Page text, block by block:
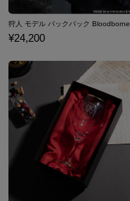
狩人 モデル バックパック Bloodborne
¥24,200